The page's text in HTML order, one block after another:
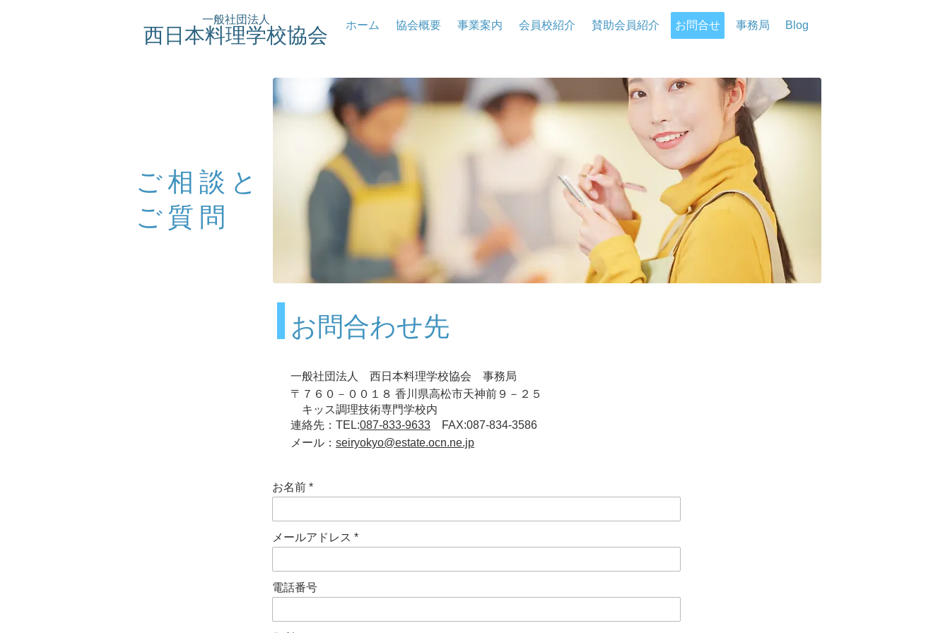
一般社団法人
西日本料理学校協会 ホーム 協会概要 事業案内 会員校紹介 賛助会員紹介 お問合せ 事務局 Blog
ご相談と
ご質問
お問合わせ先
一般社団法人 西日本料理学校協会 事務局
〒７６０－００１８ 香川県高松市天神前９－２５
キッス調理技術専門学校内
連絡先：TEL:087-833-9633 FAX:087-834-3586
メール： seiryokyo@estate.ocn.ne.jp
お名前
メールアドレス
電話番号